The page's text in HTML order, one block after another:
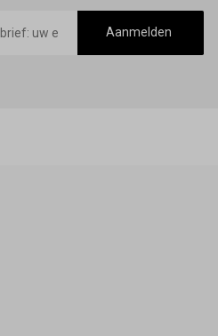
Aanmelden